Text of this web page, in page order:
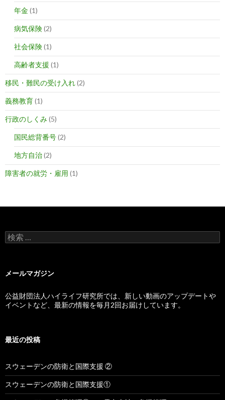
年金 (1)
病気保険(2)
社会保険(1)
高齢者支援 (1)
移民・難民の受け入れ(2)
義務教育(1)
行政のしくみ (5)
国民総背番号(2)
地方自治(2)
障害者の就労・雇用 (1)
検索:
メールマガジン
公益財団法人ハイライフ研究所では、新しい動画のアップデートや
イベントなど、最新の情報を毎月2回お届けしています。
最近の投稿
スウェーデンの防衛と国際支援 ②
スウェーデンの防衛と国際支援①